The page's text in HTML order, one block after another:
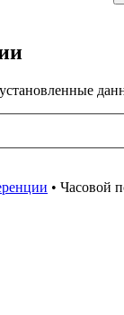
• Часовой